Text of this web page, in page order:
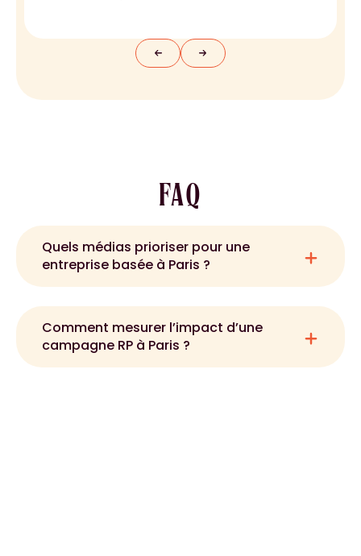
FAQ
Quels médias prioriser pour une
entreprise basée à Paris ?
Comment mesurer l’impact d’une
campagne RP à Paris ?